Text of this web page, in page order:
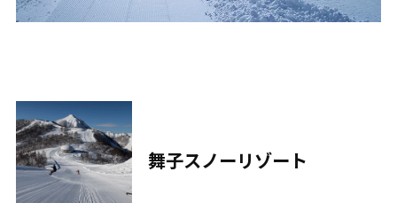
舞子スノーリゾート